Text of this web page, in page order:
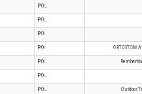
POL
POL
POL
POL ORTOSTOM
POL
POL
POL Outdoor